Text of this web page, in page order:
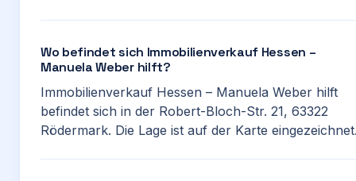
Wo befindet sich Immobilienverkauf Hessen –
Manuela Weber hilft?
Immobilienverkauf Hessen – Manuela Weber hilft
befindet sich in der Robert-Bloch-Str. 21, 63322
Rödermark. Die Lage ist auf der Karte